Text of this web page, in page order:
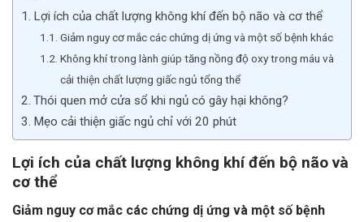
Lợi ích của chất lượng không khí đến bộ não và cơ thể
Giảm nguy cơ mắc các chứng dị ứng và một số bệnh khác
Không khí trong lành giúp tăng nồng độ oxy trong máu và
cải thiện chất lượng giấc ngủ tổng thể
Thói quen mở cửa sổ khi ngủ có gây hại không?
Mẹo cải thiện giấc ngủ chỉ với 20 phút
Lợi ích của chất lượng không khí đến bộ não và
cơ thể
Giảm nguy cơ mắc các chứng dị ứng và một số bệnh